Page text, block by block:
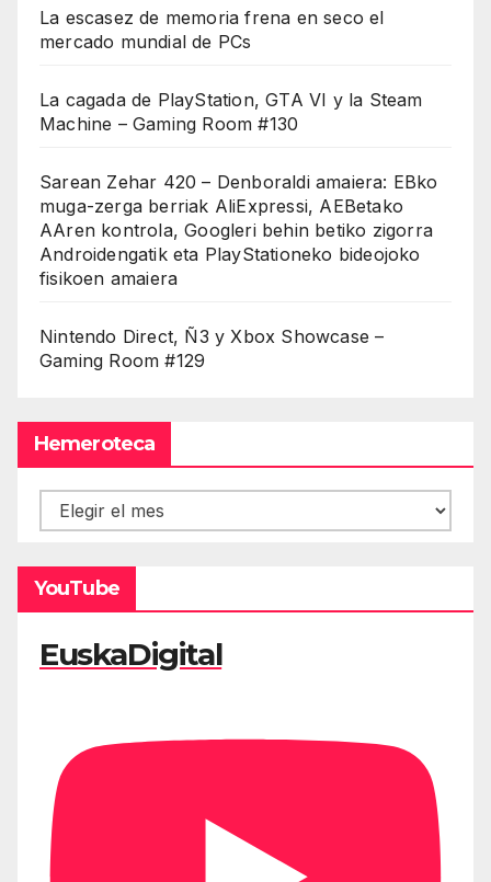
La escasez de memoria frena en seco el
mercado mundial de PCs
La cagada de PlayStation, GTA VI y la Steam
Machine – Gaming Room #130
Sarean Zehar 420 – Denboraldi amaiera: EBko
muga-zerga berriak AliExpressi, AEBetako
AAren kontrola, Googleri behin betiko zigorra
Androidengatik eta PlayStationeko bideojoko
fisikoen amaiera
Nintendo Direct, Ñ3 y Xbox Showcase –
Gaming Room #129
Hemeroteca
Hemeroteca
YouTube
EuskaDigital